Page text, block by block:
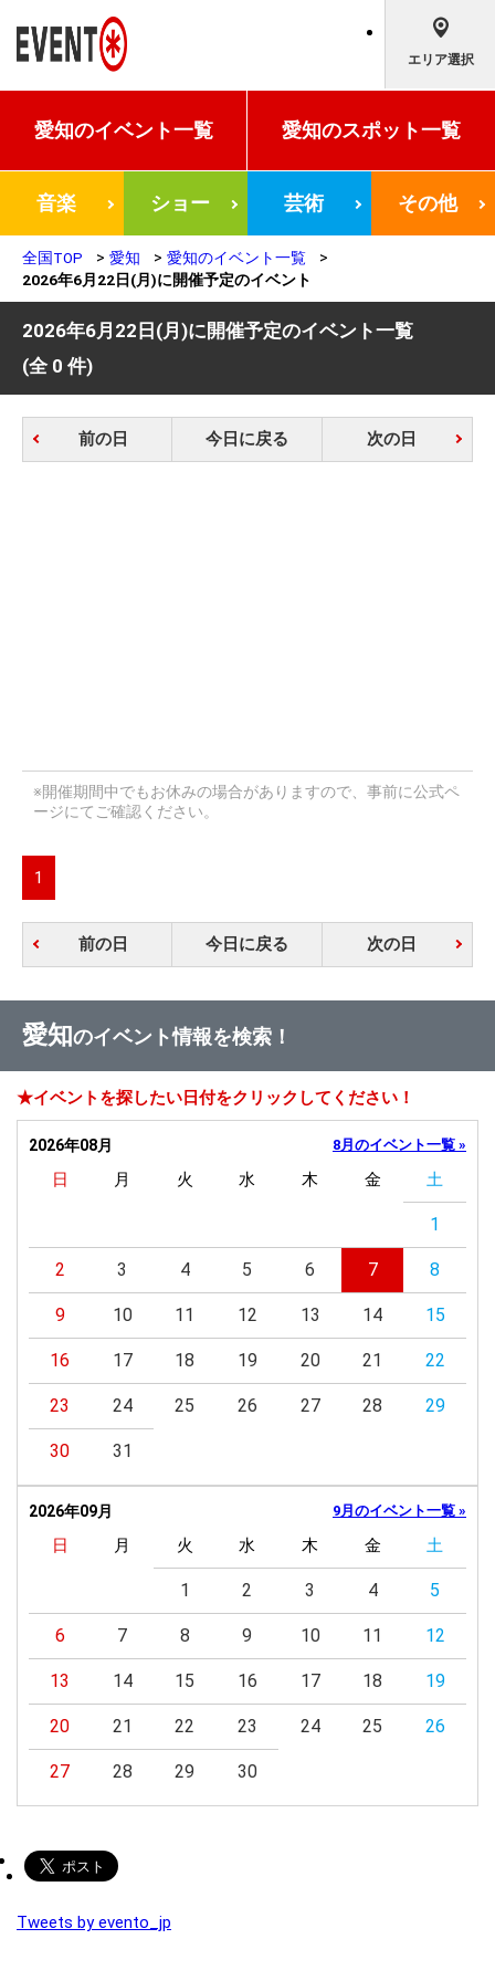
エリア選択
愛知のイベント一覧 愛知のスポット一覧
音楽 ショー 芸術 その他
全国TOP 愛知
愛知のイベント一覧
2026年6月22日(月)に開催予定のイベント
2026年6月22日(月)に開催予定のイベント一覧
(全 0 件)
前の日 今日に戻る 次の日
※開催期間中でもお休みの場合がありますので、事前に公式ペ
ージにてご確認ください。
1
前の日 今日に戻る 次の日
愛知のイベント情報を検索！
★イベントを探したい日付をクリックしてください！
2026年08月 8月のイベント一覧 »
日 月 火 水 木 金 土
1
2 3 4 5 6 7 8
9 10 11 12 13 14 15
16 17 18 19 20 21 22
23 24 25 26 27 28 29
30 31
2026年09月 9月のイベント一覧 »
日 月 火 水 木 金 土
1 2 3 4 5
6 7 8 9 10 11 12
13 14 15 16 17 18 19
20 21 22 23 24 25 26
27 28 29 30
Tweets by evento_jp